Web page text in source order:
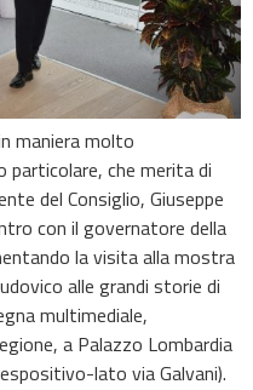
maniera molto
che merita di
del Consiglio, Giuseppe
con il governatore della
la visita alla mostra
alle grandi storie di
multimediale,
a Palazzo Lombardia
lato via Galvani).